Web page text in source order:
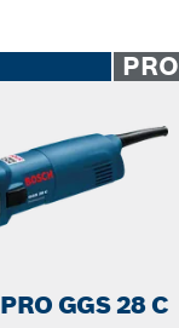
PRO
PRO GGS 28 C